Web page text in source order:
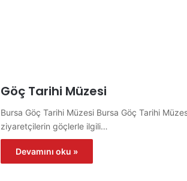
Göç Tarihi Müzesi
Bursa Göç Tarihi Müzesi Bursa Göç Tarihi
ziyaretçilerin göçlerle ilgili…
Devamını oku »